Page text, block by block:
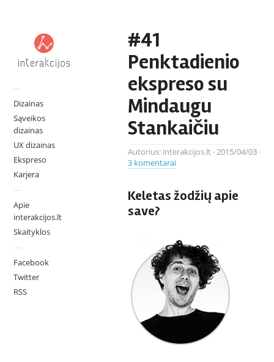
—
Dizainas
Sąveikos
dizainas
UX dizainas
Ekspreso
Karjera
—
Apie
interakcijos.lt
Skaityklos
—
Facebook
Twitter
RSS
#41
Penktadienio
ekspreso su
Mindaugu
Stankaičiu
Autorius: interakcijos.lt·2015/04/03·
3 komentarai
Keletas žodžių apie
save?